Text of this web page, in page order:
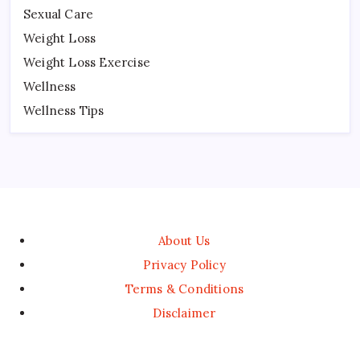
Sexual Care
Weight Loss
Weight Loss Exercise
Wellness
Wellness Tips
About Us
Privacy Policy
Terms & Conditions
Disclaimer